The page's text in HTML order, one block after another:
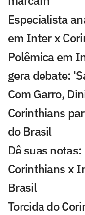
Especialista
em Inter x
Polêmica em
gera debate:
Com Garro,
Corinthians
do Brasil
Dê suas
Corinthians x
Brasil
Torcida do